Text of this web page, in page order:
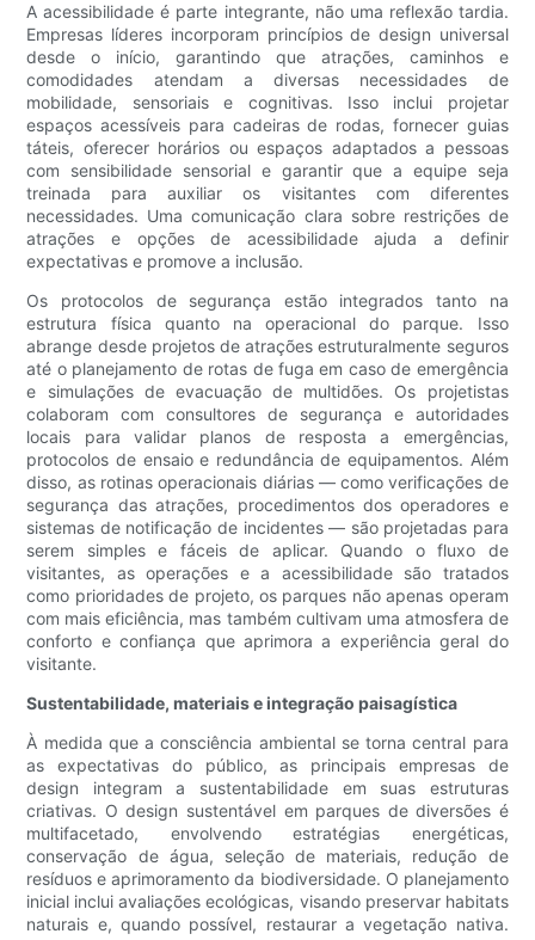
A acessibilidade é parte integrante, não uma reflexão tardia.
Empresas líderes incorporam princípios de design universal
desde o início, garantindo que atrações, caminhos e
comodidades atendam a diversas necessidades de
mobilidade, sensoriais e cognitivas. Isso inclui projetar
espaços acessíveis para cadeiras de rodas, fornecer guias
táteis, oferecer horários ou espaços adaptados a pessoas
com sensibilidade sensorial e garantir que a equipe seja
treinada para auxiliar os visitantes com diferentes
necessidades. Uma comunicação clara sobre restrições de
atrações e opções de acessibilidade ajuda a definir
expectativas e promove a inclusão.
Os protocolos de segurança estão integrados tanto na
estrutura física quanto na operacional do parque. Isso
abrange desde projetos de atrações estruturalmente seguros
até o planejamento de rotas de fuga em caso de emergência
e simulações de evacuação de multidões. Os projetistas
colaboram com consultores de segurança e autoridades
locais para validar planos de resposta a emergências,
protocolos de ensaio e redundância de equipamentos. Além
disso, as rotinas operacionais diárias — como verificações de
segurança das atrações, procedimentos dos operadores e
sistemas de notificação de incidentes — são projetadas para
serem simples e fáceis de aplicar. Quando o fluxo de
visitantes, as operações e a acessibilidade são tratados
como prioridades de projeto, os parques não apenas operam
com mais eficiência, mas também cultivam uma atmosfera de
conforto e confiança que aprimora a experiência geral do
visitante.
Sustentabilidade, materiais e integração paisagística
À medida que a consciência ambiental se torna central para
as expectativas do público, as principais empresas de
design integram a sustentabilidade em suas estruturas
criativas. O design sustentável em parques de diversões é
multifacetado, envolvendo estratégias energéticas,
conservação de água, seleção de materiais, redução de
resíduos e aprimoramento da biodiversidade. O planejamento
inicial inclui avaliações ecológicas, visando preservar habitats
naturais e, quando possível, restaurar a vegetação nativa.